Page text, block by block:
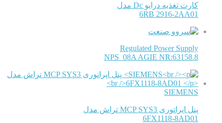
کارت تغذیه درایو Dc مدل
6RB 2916-2AA01
Regulated Power Supply
NPS_08A AGIE NR:63158.8
SIEMENS
پنل اپراتوری MCP SYS3 تراش مدل
6FX1118-8AD01